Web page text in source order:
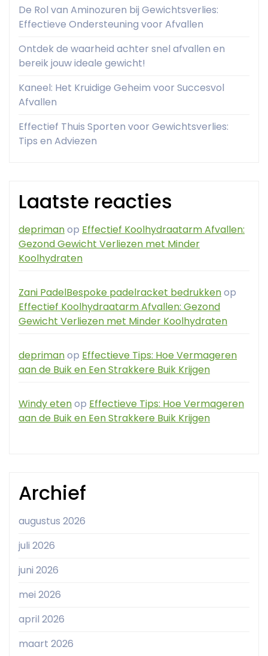
De Rol van Aminozuren bij Gewichtsverlies:
Effectieve Ondersteuning voor Afvallen
Ontdek de waarheid achter snel afvallen en
bereik jouw ideale gewicht!
Kaneel: Het Kruidige Geheim voor Succesvol
Afvallen
Effectief Thuis Sporten voor Gewichtsverlies:
Tips en Adviezen
Laatste reacties
deprimanop Effectief Koolhydraatarm Afvallen:
Gezond Gewicht Verliezen met Minder
Koolhydraten
Zani PadelBespoke padelracket bedrukkenop
Effectief Koolhydraatarm Afvallen: Gezond
Gewicht Verliezen met Minder Koolhydraten
deprimanop Effectieve Tips: Hoe Vermageren
aan de Buik en Een Strakkere Buik Krijgen
Windy etenop Effectieve Tips: Hoe Vermageren
aan de Buik en Een Strakkere Buik Krijgen
Archief
augustus 2026
juli 2026
juni 2026
mei 2026
april 2026
maart 2026